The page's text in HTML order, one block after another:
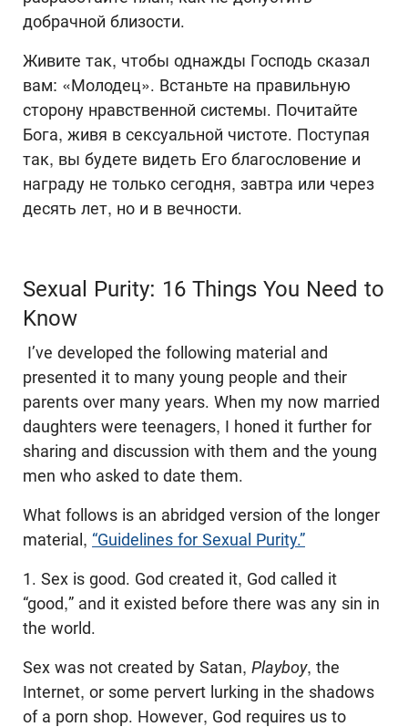
добрачной близости.
Живите так, чтобы однажды Господь сказал
вам: «Молодец». Встаньте на правильную
сторону нравственной системы. Почитайте
Бога, живя в сексуальной чистоте. Поступая
так, вы будете видеть Его благословение и
награду не только сегодня, завтра или через
десять лет, но и в вечности.
Sexual Purity: 16 Things You Need to
Know
I’ve developed the following material and
presented it to many young people and their
parents over many years. When my now married
daughters were teenagers, I honed it further for
sharing and discussion with them and the young
men who asked to date them.
What follows is an abridged version of the longer
material, “Guidelines for Sexual Purity.”
1. Sex is good. God created it, God called it
“good,” and it existed before there was any sin in
the world.
Sex was not created by Satan, Playboy, the
Internet, or some pervert lurking in the shadows
of a porn shop. However, God requires us to